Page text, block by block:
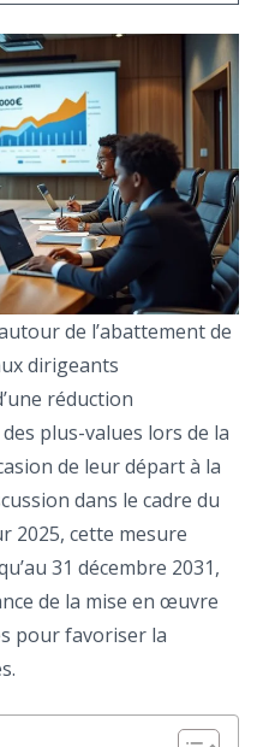
de l’abattement de
dirigeants
réduction
plus-values lors de la
de leur départ à la
dans le cadre du
2025, cette mesure
31 décembre 2031,
de la mise en œuvre
pour favoriser la